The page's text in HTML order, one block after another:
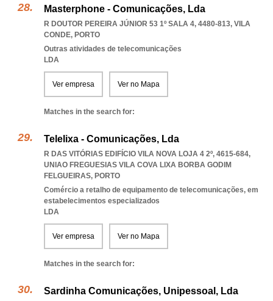
Masterphone - Comunicações, Lda
R DOUTOR PEREIRA JÚNIOR 53 1º SALA 4, 4480-813, VILA
CONDE, PORTO
Outras atividades de telecomunicações
LDA
Ver empresa Ver no Mapa
Matches in the search for:
Telelixa - Comunicações, Lda
R DAS VITÓRIAS EDIFÍCIO VILA NOVA LOJA 4 2º, 4615-684,
UNIAO FREGUESIAS VILA COVA LIXA BORBA GODIM
FELGUEIRAS, PORTO
Comércio a retalho de equipamento de telecomunicações, em
estabelecimentos especializados
LDA
Ver empresa Ver no Mapa
Matches in the search for:
Sardinha Comunicações, Unipessoal, Lda